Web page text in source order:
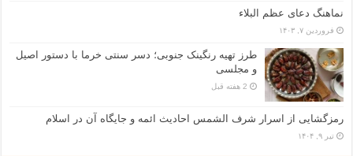
نماهنگ دعای عظم البلاء
فروردین ۷, ۱۴۰۳
طرز تهیه رنگینک جنوبی؛ دسر سنتی خرما با دستور اصیل
و مجلسی
2 هفته قبل
رمزگشایی از اسرار شرف الشمس احادیث ائمه و جایگاه آن در اسلام
تیر ۹, ۱۴۰۴